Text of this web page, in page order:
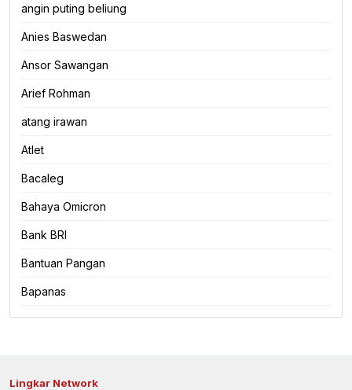
angin puting beliung
Anies Baswedan
Ansor Sawangan
Arief Rohman
atang irawan
Atlet
Bacaleg
Bahaya Omicron
Bank BRI
Bantuan Pangan
Bapanas
Lingkar Network